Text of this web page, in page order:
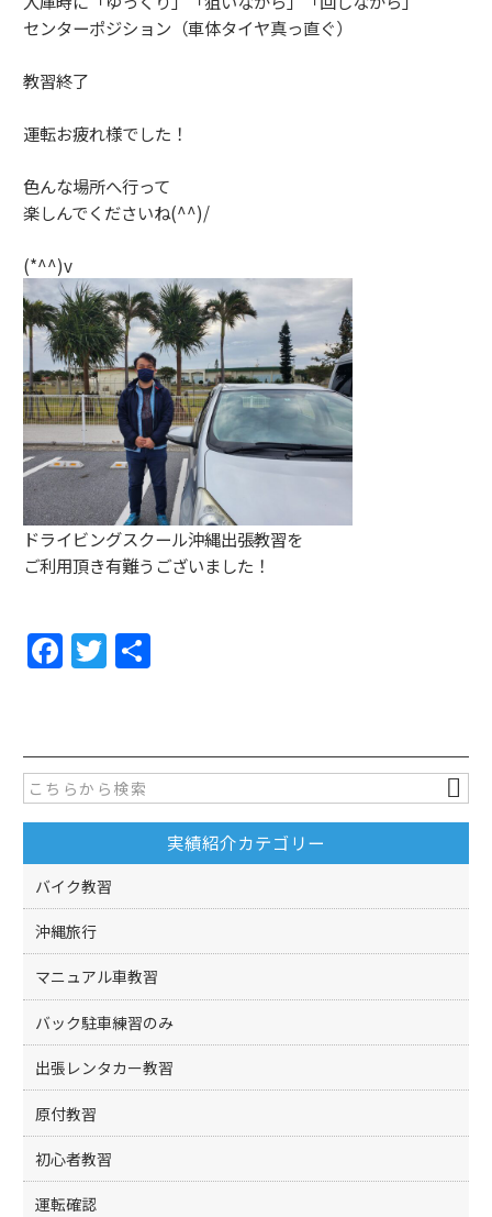
センターポジション（車体タイヤ真っ直ぐ）
教習終了
運転お疲れ様でした！
色んな場所へ行って
楽しんでくださいね(^^)/
(*^^)v
ドライビングスクール沖縄出張教習を
ご利用頂き有難うございました！
F
a
e
b
o
o
k
T
w
er
実績紹介カテゴリー
バイク教習
沖縄旅行
マニュアル車教習
バック駐車練習のみ
出張レンタカー教習
原付教習
初心者教習
運転確認